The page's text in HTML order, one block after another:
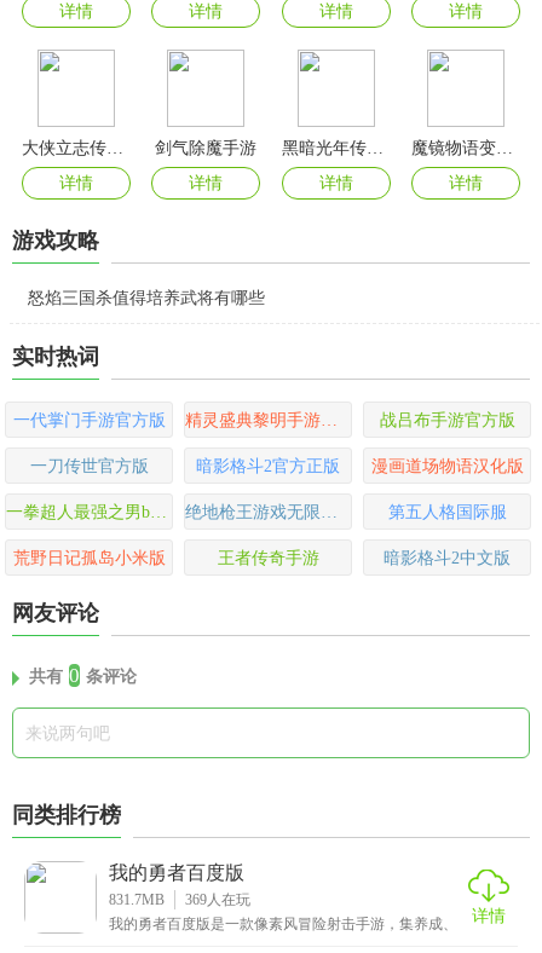
详情
详情
详情
详情
大侠立志传手机版
详情
剑气除魔手游
详情
黑暗光年传奇仙位免费版
详情
详情
游戏攻略
怒焰三国杀值得培养武将有哪些
实时热词
一代掌门手游官方版 精灵盛典黎明手游官方版 战吕布手游官方版
一刀传世官方版 暗影格斗2官方正版 漫画道场物语汉化版
一拳超人最强之男bt版手游 绝地枪王游戏无限充版 第五人格国际服
荒野日记孤岛小米版 王者传奇手游 暗影格斗2中文版
网友评论
共有 0 条评论
同类排行榜
我的勇者百度版
831.7MB 369人在玩
我的勇者百度版是一款像素风冒险射击手游，集养成、
详情